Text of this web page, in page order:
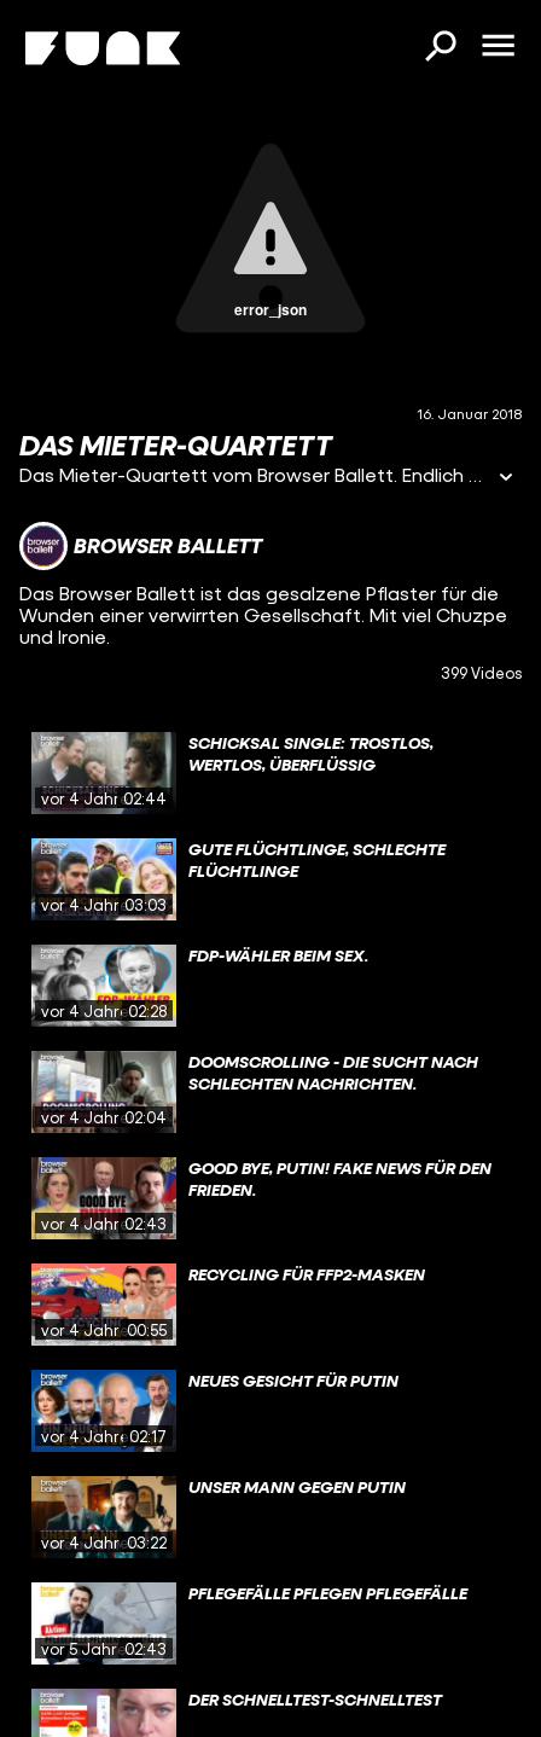
error_json
16. Januar 2018
DAS MIETER-QUARTETT
Das Mieter-Quartett vom Browser Ballett. Endlich mal selbst die Hausverwaltung sein. Hier Vorlage fürs Spiel downloaden: http://browserballett.com/Mieter-Quartett.pdf
BROWSER BALLETT
Das Browser Ballett ist das gesalzene Pflaster für die
Wunden einer verwirrten Gesellschaft. Mit viel Chuzpe
und Ironie.
399 Videos
vor 4 Jahren02:44
SCHICKSAL SINGLE: TROSTLOS,
WERTLOS, ÜBERFLÜSSIG
vor 4 Jahren03:03
GUTE FLÜCHTLINGE, SCHLECHTE
FLÜCHTLINGE
vor 4 Jahren02:28
FDP-WÄHLER BEIM SEX.
vor 4 Jahren02:04
DOOMSCROLLING - DIE SUCHT NACH
SCHLECHTEN NACHRICHTEN.
vor 4 Jahren02:43
GOOD BYE, PUTIN! FAKE NEWS FÜR DEN
FRIEDEN.
vor 4 Jahren00:55
RECYCLING FÜR FFP2-MASKEN
vor 4 Jahren02:17
NEUES GESICHT FÜR PUTIN
vor 4 Jahren03:22
UNSER MANN GEGEN PUTIN
vor 5 Jahren02:43
PFLEGEFÄLLE PFLEGEN PFLEGEFÄLLE
DER SCHNELLTEST-SCHNELLTEST